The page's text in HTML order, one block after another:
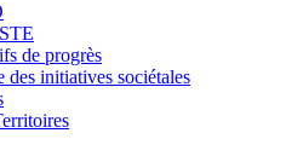
de progrès
des initiatives sociétales